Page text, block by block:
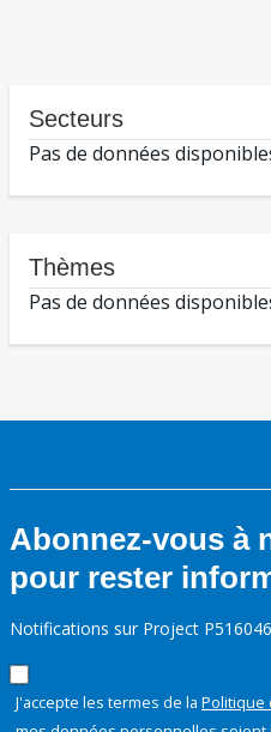
Secteurs
Pas de données
Thèmes
Pas de données
Abonnez-vous à
pour rester
Notifications sur Project P516046
J'accepte les termes de la Politique